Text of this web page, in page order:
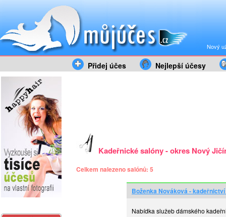
Nový
Přidej účes Nejlepší účesy
Kadeřnické salóny - okres Nový
Celkem nalezeno salónů: 5
Boženka Nováková -
Nabídka služeb dámského